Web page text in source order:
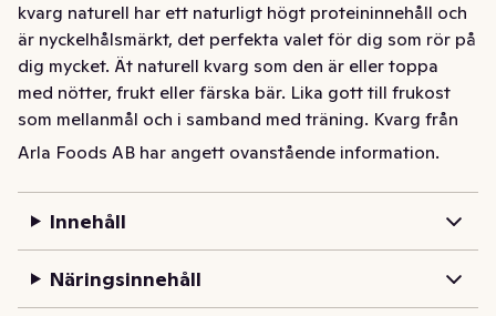
kvarg naturell har ett naturligt högt proteininnehåll och
är nyckelhålsmärkt, det perfekta valet för dig som rör på
dig mycket. Ät naturell kvarg som den är eller toppa
med nötter, frukt eller färska bär. Lika gott till frukost
som mellanmål och i samband med träning. Kvarg från
Arla® är alltid laktosfri. 1 000 g.
är nyckelhålsmärkt, det perfekta valet för dig som rör på
med nötter, frukt eller färska bär. Lika gott till frukost
Arla Foods AB har angett ovanstående information.
Innehåll
Näringsinnehåll